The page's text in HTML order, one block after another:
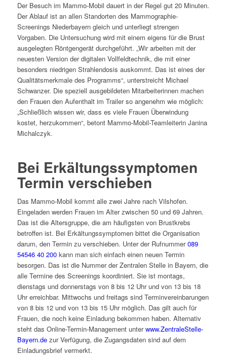
Der Besuch im Mammo-Mobil dauert in der Regel gut 20 Minuten.
Der Ablauf ist an allen Standorten des Mammographie-
Screenings Niederbayern gleich und unterliegt strengen
Vorgaben. Die Untersuchung wird mit einem eigens für die Brust
ausgelegten Röntgengerät durchgeführt. „Wir arbeiten mit der
neuesten Version der digitalen Vollfeldtechnik, die mit einer
besonders niedrigen Strahlendosis auskommt. Das ist eines der
Qualitätsmerkmale des Programms“, unterstreicht Michael
Schwanzer. Die speziell ausgebildeten Mitarbeiterinnen machen
den Frauen den Aufenthalt im Trailer so angenehm wie möglich:
„Schließlich wissen wir, dass es viele Frauen Überwindung
kostet, herzukommen“, betont Mammo-Mobil-Teamleiterin Janina
Michalczyk.
Bei Erkältungssymptomen
Termin verschieben
Das Mammo-Mobil kommt alle zwei Jahre nach Vilshofen.
Eingeladen werden Frauen im Alter zwischen 50 und 69 Jahren.
Das ist die Altersgruppe, die am häufigsten von Brustkrebs
betroffen ist. Bei Erkältungssymptomen bittet die Organisation
darum, den Termin zu verschieben. Unter der Rufnummer089
54546 40 200kann man sich einfach einen neuen Termin
besorgen. Das ist die Nummer der Zentralen Stelle in Bayern, die
alle Termine des Screenings koordiniert. Sie ist montags,
dienstags und donnerstags von 8 bis 12 Uhr und von 13 bis 18
Uhr erreichbar. Mittwochs und freitags sind Terminvereinbarungen
von 8 bis 12 und von 13 bis 15 Uhr möglich. Das gilt auch für
Frauen, die noch keine Einladung bekommen haben. Alternativ
steht das Online-Termin-Management unterwww.ZentraleStelle-
Bayern.dezur Verfügung, die Zugangsdaten sind auf dem
Einladungsbrief vermerkt.